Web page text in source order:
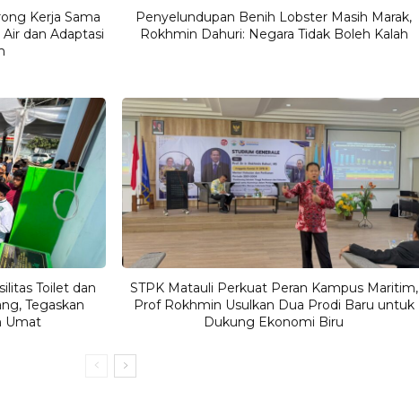
Kerja Sama
dan Adaptasi
Penyelundupan Benih Lobster Masih Marak,
Rokhmin Dahuri: Negara Tidak Boleh Kalah
Toilet dan
Tegaskan
Umat
STPK Matauli Perkuat Peran Kampus Maritim,
Prof Rokhmin Usulkan Dua Prodi Baru untuk
Dukung Ekonomi Biru